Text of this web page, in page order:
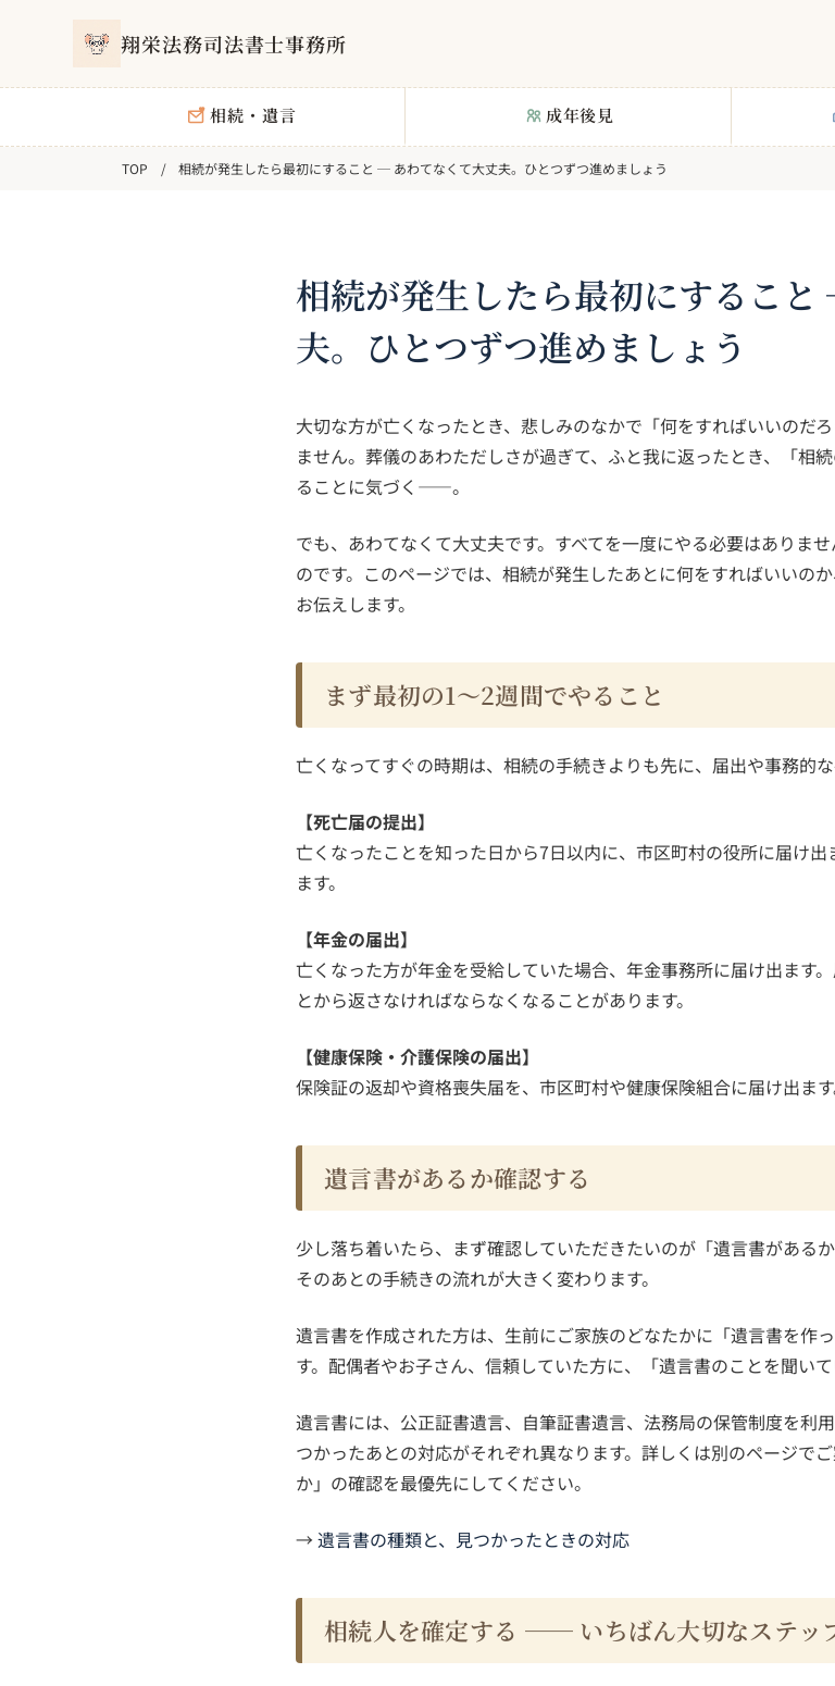
翔栄法務司法書士事務所
相続・遺言 成年後見
相続が発生したら最初にすること ─ あわてなくて大丈夫。ひとつずつ進めましょう
相続が発生したら最初にするこ
夫。ひとつずつ進めましょう
大切な方が亡くなったとき、悲しみのなかで「何をすればいいのだ
ません。葬儀のあわただしさが過ぎて、ふと我に返ったとき、「相
ることに気づく——。
でも、あわてなくて大丈夫です。すべてを一度にやる必要はありま
のです。このページでは、相続が発生したあとに何をすればいいの
お伝えします。
まず最初の1〜2週間でやること
亡くなってすぐの時期は、相続の手続きよりも先に、届出や事務的な
【死亡届の提出】
亡くなったことを知った日から7日以内に、市区町村の役所に届け
ます。
【年金の届出】
亡くなった方が年金を受給していた場合、年金事務所に届け出ます
とから返さなければならなくなることがあります。
【健康保険・介護保険の届出】
保険証の返却や資格喪失届を、市区町村や健康保険組合に届け出ます
遺言書があるか確認する
少し落ち着いたら、まず確認していただきたいのが「遺言書がある
そのあとの手続きの流れが大きく変わります。
遺言書を作成された方は、生前にご家族のどなたかに「遺言書を作
す。配偶者やお子さん、信頼していた方に、「遺言書のことを聞い
遺言書には、公正証書遺言、自筆証書遺言、法務局の保管制度を利
つかったあとの対応がそれぞれ異なります。詳しくは別のページで
か」の確認を最優先にしてください。
→ 遺言書の種類と、見つかったときの対応
相続人を確定する ── いちばん大切なステッ